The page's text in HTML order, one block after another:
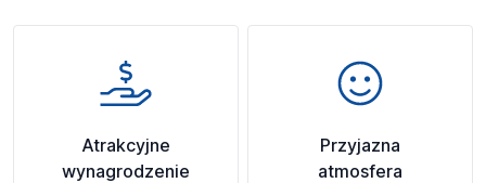
Atrakcyjne
wynagrodzenie
Przyjazna
atmosfera